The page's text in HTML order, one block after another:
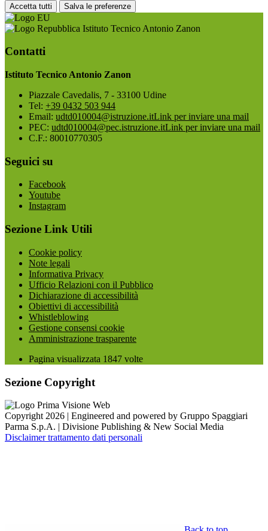
Accetta tutti Salva le preferenze
Istituto Tecnico Antonio Zanon
Contatti
Istituto Tecnico Antonio Zanon
Piazzale Cavedalis, 7 - 33100 Udine
Tel: +39 0432 503 944
Email: udtd010004@istruzione.itLink per inviare una mail
PEC: udtd010004@pec.istruzione.itLink per inviare una mail
C.F.: 80010770305
Seguici su
Facebook
Youtube
Instagram
Sezione Link Utili
Cookie policy
Note legali
Informativa Privacy
Ufficio Relazioni con il Pubblico
Dichiarazione di accessibilità
Obiettivi di accessibilità
Whistleblowing
Gestione consensi cookie
Amministrazione trasparente
Pagina visualizzata 1847 volte
Sezione Copyright
Copyright 2026 | Engineered and powered by Gruppo Spaggiari
Parma S.p.A. | Divisione Publishing & New Social Media
Disclaimer trattamento dati personali